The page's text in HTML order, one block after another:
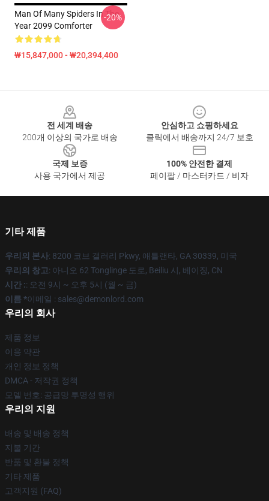
Man Of Many Spiders In The
Year 2099 Comforter
₩15,847,000 - ₩20,394,400
-20%
전 세계 배송
200개 이상의 국가로 배송
안심하고 쇼핑하세요
클릭에서 배송까지 24/7 보호
국제 보증
사용 국가에서 제공
100% 안전한 결제
페이팔 / 마스터카드 / 비자
기타 제품
우리의 본사: 8200 코브 갤러리 Pkwy, 애틀랜타, GA 30339, 미국
우리의 창고: 아니오 62 Tonglinge 도로, Beiliu 시, 베이징, CN
시간 :: 오전 9시 ~ 오후 5시 (월 ~ 금)
이름 *이메일 : sales@demonlord.com
우리의 회사
제품 정보
이용 약관
개인 정보 정책
DMCA - 저작권 정책
모델 번호: 공급망 투명성 행위
우리의 지원
배송 및 배송 정책
지불 기간
반품 및 환불 정책
기타 제품
고객지원 (FAQ)